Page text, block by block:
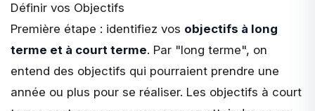
Définir vos Objectifs
Première étape : identifiez vos objectifs à long
terme et à court terme. Par "long terme", on
entend des objectifs qui pourraient prendre une
année ou plus pour se réaliser. Les objectifs à court